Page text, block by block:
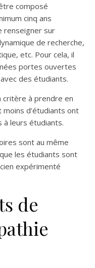
composé
cinq ans
renseigner sur
de recherche,
etc. Pour cela, il
portes ouvertes
des étudiants.
critère à prendre en
d’étudiants ont
à leurs étudiants.
sont au même
les étudiants sont
expérimenté
de